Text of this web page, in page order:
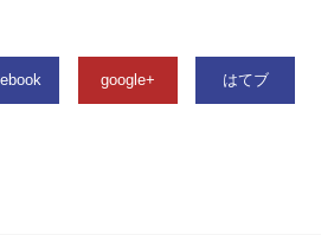
google+ はてブ